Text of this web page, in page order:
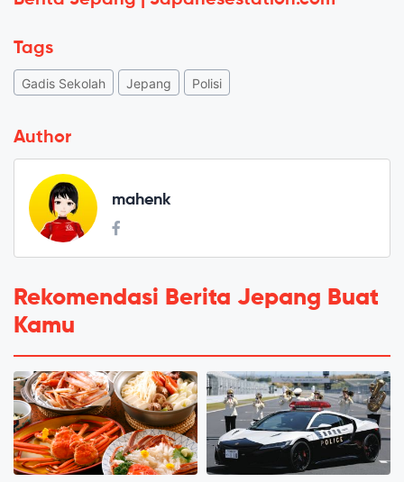
Tags
Gadis Sekolah Jepang Polisi
Author
mahenk
Rekomendasi Berita Jepang Buat
Kamu